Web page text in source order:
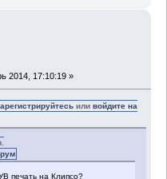
2014, 17:10:19 »
иливойдите на
печать на Клипсо?